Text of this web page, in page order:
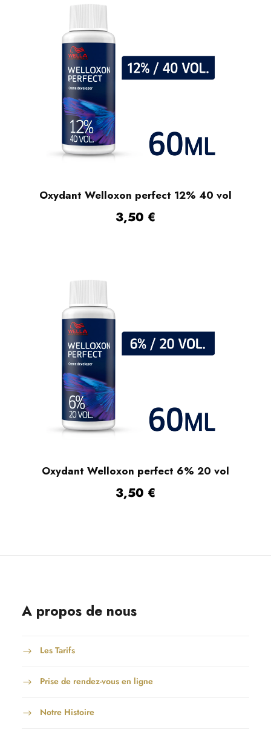
Oxydant Welloxon perfect 12% 40 vol
3,50 €
Oxydant Welloxon perfect 6% 20 vol
3,50 €
A propos de nous
Les Tarifs
Prise de rendez-vous en ligne
Notre Histoire